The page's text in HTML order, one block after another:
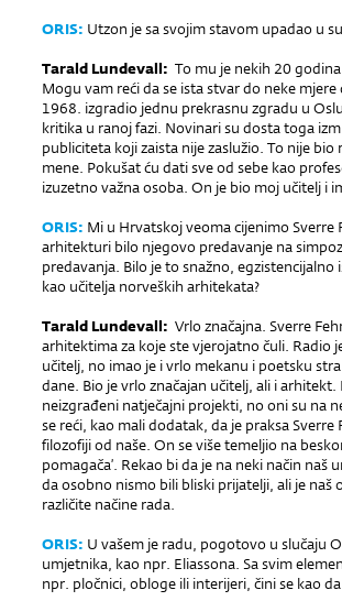
ORIS: Utzon je sa svojim stavom upadao u
Tarald Lundevall: To mu je nekih 20
Mogu vam reći da se ista stvar do neke
1968. izgradio jednu prekrasnu zgradu u
kritika u ranoj fazi. Novinari su dosta toga
publiciteta koji zaista nije zaslužio. To nije
mene. Pokušat ću dati sve od sebe kao
izuzetno važna osoba. On je bio moj učitelj i
ORIS: Mi u Hrvatskoj veoma cijenimo
arhitekturi bilo njegovo pre­davanje na
predavanja. Bilo je to snažno,
kao učitelja norveških arhitekata?
Tarald Lundevall: Vrlo značajna. Sverre
arhitektima za koje ste vjerojatno čuli. Radio
učitelj, no imao je i vrlo mekanu i poetsku
dane. Bio je vrlo zna­čajan učitelj, ali i
neizgrađeni natječajni projekti, no oni su na
se reći, kao mali dodatak, da je praksa
filozofiji od naše. On se više temeljio na
pomagača’. Rekao bi da je na neki način
da osobno nismo bili bliski prijatelji, ali je
različite načine rada.
ORIS: U vašem je radu, pogotovo u slučaju
umjetnika, kao npr. Eliassona. Sa svim
npr. pločnici, obloge ili interijeri, čini se kao